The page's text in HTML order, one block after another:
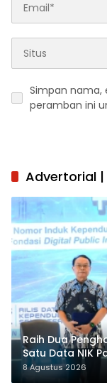
Simpan nama,
peramban ini
Advertorial
Raih Dua
Satu Data NIK
8 Agustus 2026